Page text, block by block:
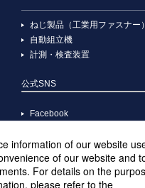
ねじ製品（工業用ファスナー）
自動組立機
計測・検査装置
公式SNS
Facebook
X
Instagram
TikTok